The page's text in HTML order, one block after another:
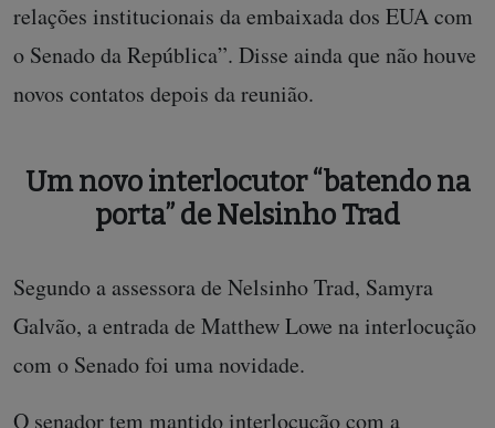
relações institucionais da embaixada dos EUA com
o Senado da República”. Disse ainda que não houve
novos contatos depois da reunião.
Um novo interlocutor “batendo na
porta” de Nelsinho Trad
Segundo a assessora de Nelsinho Trad, Samyra
Galvão, a entrada de Matthew Lowe na interlocução
com o Senado foi uma novidade.
O senador tem mantido interlocução com a